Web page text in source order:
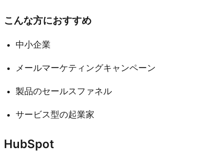
こんな方におすすめ
中小企業
メールマーケティングキャンペーン
製品のセールスファネル
サービス型の起業家
HubSpot